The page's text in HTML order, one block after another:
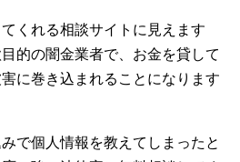
くれる相談サイトに見えます
的の闇金業者で、お金を貸して
に巻き込まれることになります
で個人情報を教えてしまったと